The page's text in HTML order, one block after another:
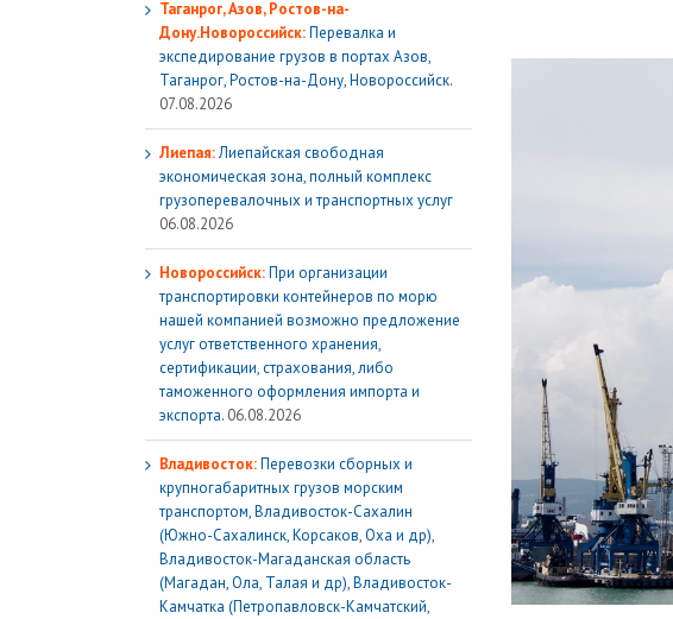
Таганрог, Азов, Ростов-на-
Дону.Новороссийск:Перевалка и
экспедирование грузов в портах Азов,
Таганрог, Ростов-на-Дону, Новороссийск.
07.08.2026
Лиепая:Лиепайская свободная
экономическая зона, полный комплекс
грузoперевалочных и транспортных услуг
06.08.2026
Новороссийск:При организации
транспортировки контейнеров по морю
нашей компанией возможно предложение
услуг ответственного хранения,
сертификации, страхования, либо
таможенного оформления импорта и
экспорта. 06.08.2026
Владивосток:Перевозки сборных и
крупногабаритных грузов морским
транспортом, Владивосток-Сахалин
(Южно-Сахалинск, Корсаков, Оха и др),
Владивосток-Магаданская область
(Магадан, Ола, Талая и др), Владивосток-
Камчатка (Петропавловск-Камчатский,